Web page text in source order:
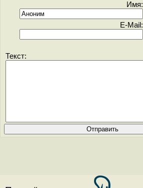
Имя:
E-Mail:
Текст: